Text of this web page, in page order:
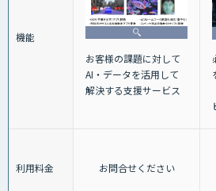
機能
お客様の課題に対して
AI・データを活用して
解決する支援サービス
利用料金 お問合せください